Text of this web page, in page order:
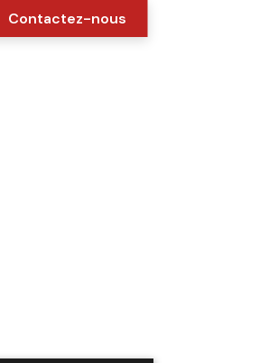
Contactez-nous